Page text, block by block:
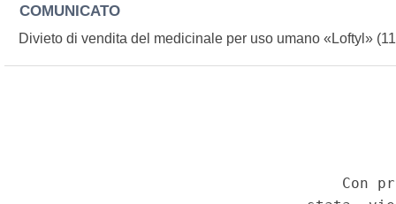
COMUNICATO
Divieto di vendita del medicinale per uso umano «Loftyl»